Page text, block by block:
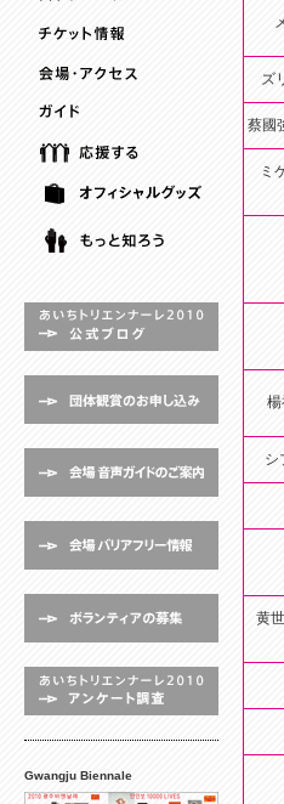
Gwangju Biennale
ズ
蔡國
ミ
シ
黄